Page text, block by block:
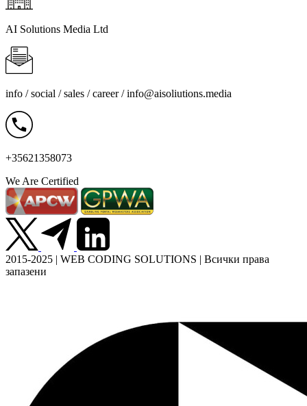
AI Solutions Media Ltd
info / social / sales / career /info@aisoliutions.media
+35621358073
We Are Certified
2015-2025 | WEB CODING SOLUTIONS | Всички права
запазени